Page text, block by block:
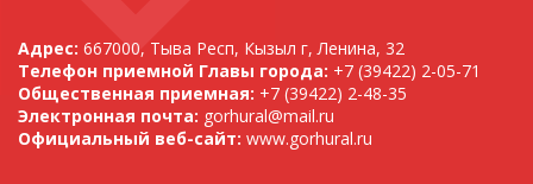
Адрес: 667000, Тыва Респ, Кызыл г, Ленина, 32
Телефон приемной Главы города: +7 (39422) 2-05-71
Общественная приемная: +7 (39422) 2-48-35
Электронная почта: gorhural@mail.ru
Официальный веб-сайт: www.gorhural.ru